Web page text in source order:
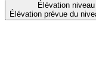
Élévation
Élévation prévue du